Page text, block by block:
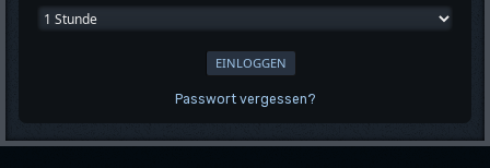
Passwort vergessen?